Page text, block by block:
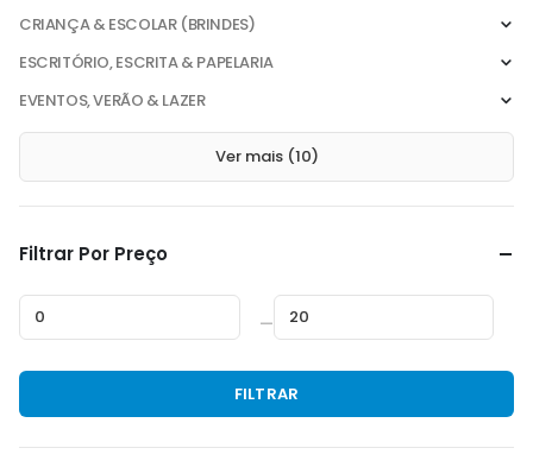
CRIANÇA & ESCOLAR (BRINDES)
ESCRITÓRIO, ESCRITA & PAPELARIA
EVENTOS, VERÃO & LAZER
Ver mais (10)
Filtrar Por Preço
Preço
Preço
—
FILTRAR